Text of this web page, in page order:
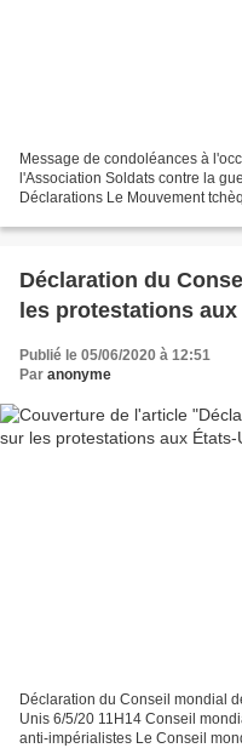
Message de condoléances à
l'Association Soldats contre la
Déclarations Le Mouvement
Déclaration du
les protestations
Publié le 05/06/2020 à 12:51
Par anonyme
Déclaration du Conseil mondial
Unis 6/5/20 11H14 Conseil
anti-impérialistes Le Conseil